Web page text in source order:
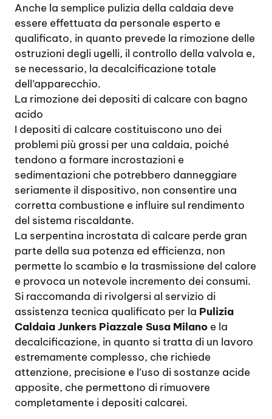
Anche la semplice pulizia della caldaia deve
essere effettuata da personale esperto e
qualificato, in quanto prevede la rimozione delle
ostruzioni degli ugelli, il controllo della valvola e,
se necessario, la decalcificazione totale
dell’apparecchio.
La rimozione dei depositi di calcare con bagno
acido
I depositi di calcare costituiscono uno dei
problemi più grossi per una caldaia, poiché
tendono a formare incrostazioni e
sedimentazioni che potrebbero danneggiare
seriamente il dispositivo, non consentire una
corretta combustione e influire sul rendimento
del sistema riscaldante.
La serpentina incrostata di calcare perde gran
parte della sua potenza ed efficienza, non
permette lo scambio e la trasmissione del calore
e provoca un notevole incremento dei consumi.
Si raccomanda di rivolgersi al servizio di
assistenza tecnica qualificato per la Pulizia
Caldaia Junkers Piazzale Susa Milano e la
decalcificazione, in quanto si tratta di un lavoro
estremamente complesso, che richiede
attenzione, precisione e l’uso di sostanze acide
apposite, che permettono di rimuovere
completamente i depositi calcarei.